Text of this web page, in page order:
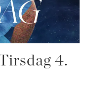
4.